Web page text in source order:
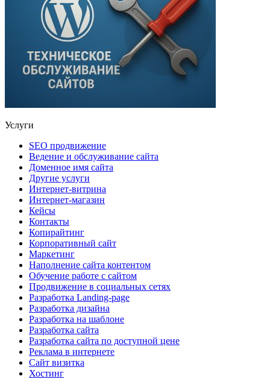
Услуги
SEO продвижение
Ведение и обслуживание сайта
Доменное имя сайта
Другие услуги
Интернет-витрина
Интернет-магазин
Кейсы
Контакты
Копирайтинг
Корпоративный сайт
Маркетинг
Наполнение сайта контентом
Обучение работе с сайтом
Продвижение в социальных сетях
Разработка Landing-page
Разработка дизайна
Разработка на шаблоне
Разработка сайта
Разработка сайта по доступной цене
Реклама в интернете
Сайт визитка
Хостинг